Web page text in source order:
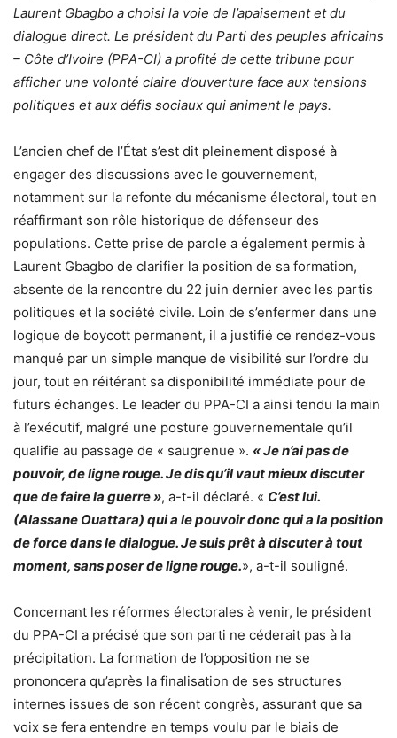
Laurent Gbagbo a choisi la voie de l’apaisement et du
dialogue direct. Le président du Parti des peuples africains
– Côte d’Ivoire (PPA-CI) a profité de cette tribune pour
afficher une volonté claire d’ouverture face aux tensions
politiques et aux défis sociaux qui animent le pays.
L’ancien chef de l’État s’est dit pleinement disposé à
engager des discussions avec le gouvernement,
notamment sur la refonte du mécanisme électoral, tout en
réaffirmant son rôle historique de défenseur des
populations. Cette prise de parole a également permis à
Laurent Gbagbo de clarifier la position de sa formation,
absente de la rencontre du 22 juin dernier avec les partis
politiques et la société civile. Loin de s’enfermer dans une
logique de boycott permanent, il a justifié ce rendez-vous
manqué par un simple manque de visibilité sur l’ordre du
jour, tout en réitérant sa disponibilité immédiate pour de
futurs échanges. Le leader du PPA-CI a ainsi tendu la main
à l’exécutif, malgré une posture gouvernementale qu’il
qualifie au passage de « saugrenue ». « Je n’ai pas de
pouvoir, de ligne rouge. Je dis qu’il vaut mieux discuter
que de faire la guerre », a-t-il déclaré. « C’est lui.
(Alassane Ouattara) qui a le pouvoir donc qui a la position
de force dans le dialogue. Je suis prêt à discuter à tout
moment, sans poser de ligne rouge.», a-t-il souligné.
Concernant les réformes électorales à venir, le président
du PPA-CI a précisé que son parti ne céderait pas à la
précipitation. La formation de l’opposition ne se
prononcera qu’après la finalisation de ses structures
internes issues de son récent congrès, assurant que sa
voix se fera entendre en temps voulu par le biais de